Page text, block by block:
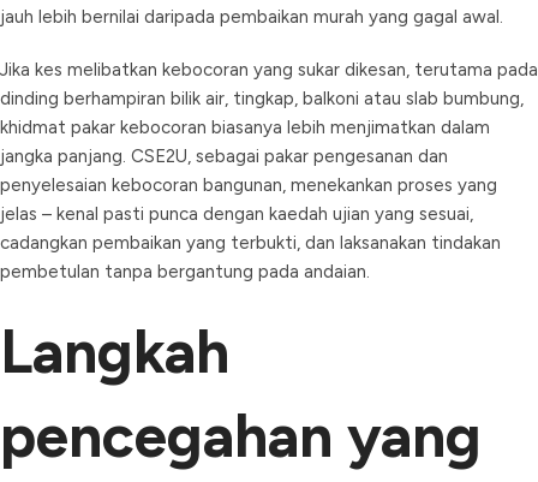
jauh lebih bernilai daripada pembaikan murah yang gagal awal.
Jika kes melibatkan kebocoran yang sukar dikesan, terutama pada
dinding berhampiran bilik air, tingkap, balkoni atau slab bumbung,
khidmat pakar kebocoran biasanya lebih menjimatkan dalam
jangka panjang. CSE2U, sebagai pakar pengesanan dan
penyelesaian kebocoran bangunan, menekankan proses yang
jelas – kenal pasti punca dengan kaedah ujian yang sesuai,
cadangkan pembaikan yang terbukti, dan laksanakan tindakan
pembetulan tanpa bergantung pada andaian.
Langkah
pencegahan yang